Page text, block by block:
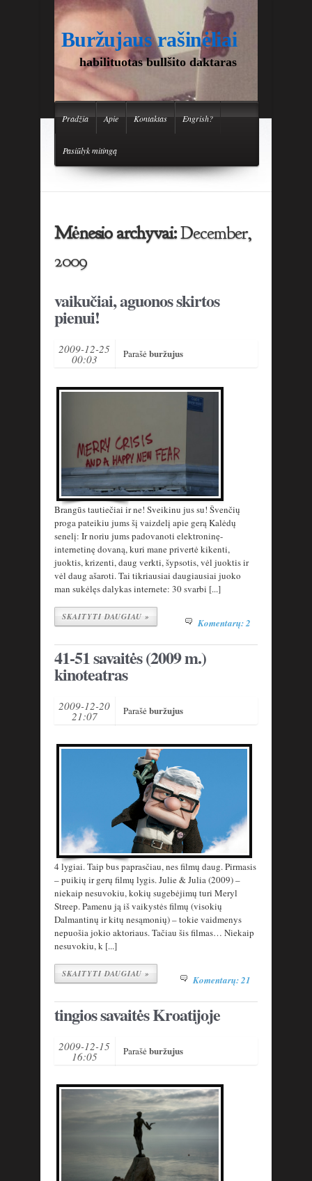
Buržujaus rašinėliai
habilituotas bullšito daktaras
Pradžia Apie Kontaktas Engrish?
Pasiūlyk mitingą
Mėnesio archyvai:December,
2009
vaikučiai, aguonos skirtos
pienui!
2009-12-25
00:03 Parašėburžujus
Brangūs tautiečiai ir ne! Sveikinu jus su! Švenčių
proga pateikiu jums šį vaizdelį apie gerą Kalėdų
senelį: Ir noriu jums padovanoti elektroninę-
internetinę dovaną, kuri mane privertė kikenti,
juoktis, krizenti, daug verkti, šypsotis, vėl juoktis ir
vėl daug ašaroti. Tai tikriausiai daugiausiai juoko
man sukėlęs dalykas internete: 30 svarbi [...]
SKAITYTI DAUGIAU » Komentarų: 2
41-51 savaitės (2009 m.)
kinoteatras
2009-12-20
21:07 Parašėburžujus
4 lygiai. Taip bus paprasčiau, nes filmų daug. Pirmasis
– puikių ir gerų filmų lygis. Julie & Julia (2009) –
niekaip nesuvokiu, kokių sugebėjimų turi Meryl
Streep. Pamenu ją iš vaikystės filmų (visokių
Dalmantinų ir kitų nesąmonių) – tokie vaidmenys
nepuošia jokio aktoriaus. Tačiau šis filmas… Niekaip
nesuvokiu, k [...]
SKAITYTI DAUGIAU » Komentarų: 21
tingios savaitės Kroatijoje
2009-12-15
16:05 Parašėburžujus